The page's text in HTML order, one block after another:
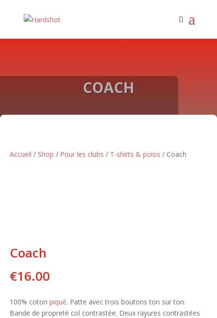
COACH
Accueil / Shop / Pour les clubs / T-shirts & polos / Coach
Coach
€16.00
100% coton piqué. Patte avec trois boutons ton sur ton.
Bande de propreté col contrastée. Deux rayures contrastées